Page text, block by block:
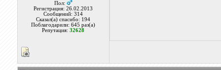
Пол:
Регистрация: 26.02.2013
Сообщений: 314
Сказал(а) спасибо: 194
Поблагодарили: 645 раз(а)
Репутация:32628